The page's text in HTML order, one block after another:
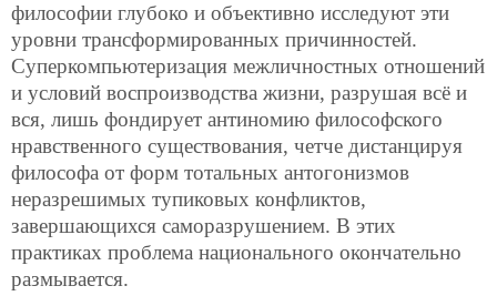
философии глубоко и объективно исследуют эти
уровни трансформированных причинностей.
Суперкомпьютеризация межличностных отношений
и условий воспроизводства жизни, разрушая всё и
вся, лишь фондирует антиномию философского
нравственного существования, четче дистанцируя
философа от форм тотальных антогонизмов
неразрешимых тупиковых конфликтов,
завершающихся саморазрушением. В этих
практиках проблема национального окончательно
размывается.